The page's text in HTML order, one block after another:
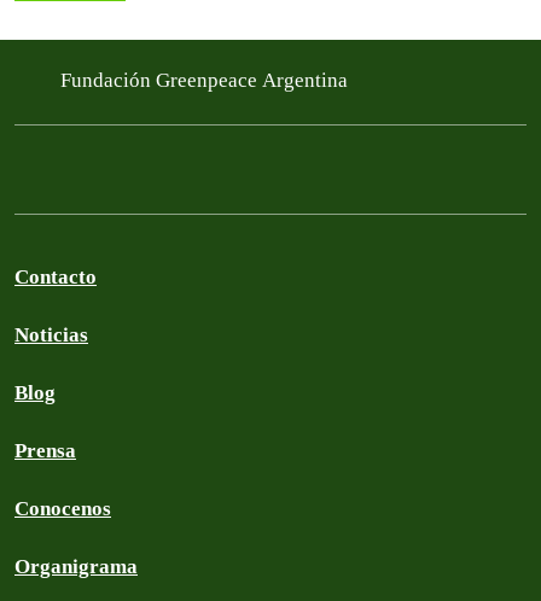
Fundación Greenpeace Argentina
Contacto
Noticias
Blog
Prensa
Conocenos
Organigrama